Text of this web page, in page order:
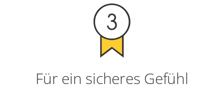
Für ein sicheres Gefühl